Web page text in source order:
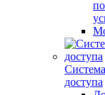
доступа